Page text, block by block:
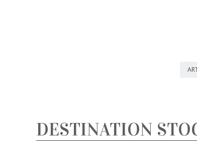
DESTINATION